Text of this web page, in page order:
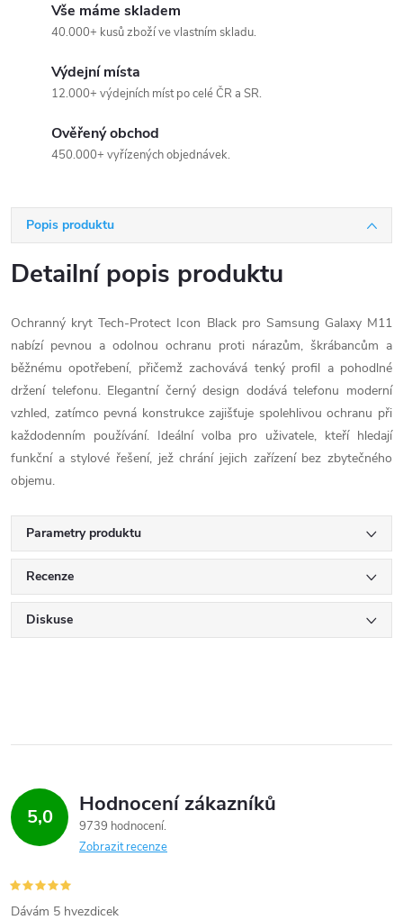
Vše máme skladem
40.000+ kusů zboží ve vlastním skladu.
Výdejní místa
12.000+ výdejních míst po celé ČR a SR.
Ověřený obchod
450.000+ vyřízených objednávek.
Popis produktu
Detailní popis produktu
Ochranný kryt Tech-Protect Icon Black pro Samsung Galaxy M11
nabízí pevnou a odolnou ochranu proti nárazům, škrábancům a
běžnému opotřebení, přičemž zachovává tenký profil a pohodlné
držení telefonu. Elegantní černý design dodává telefonu moderní
vzhled, zatímco pevná konstrukce zajišťuje spolehlivou ochranu při
každodenním používání. Ideální volba pro uživatele, kteří hledají
funkční a stylové řešení, jež chrání jejich zařízení bez zbytečného
objemu.
Parametry produktu
Recenze
Diskuse
5,0 Hodnocení zákazníků
9739 hodnocení
Zobrazit recenze
Dávám 5 hvezdicek